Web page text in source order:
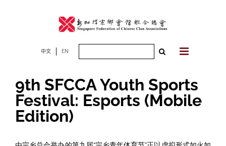
中文 EN
9th SFCCA Youth Sports
Festival: Esports (Mobile
Edition)